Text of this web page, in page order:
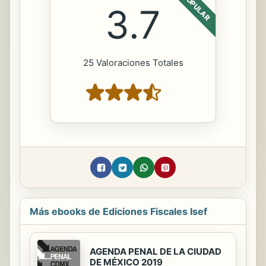
POPULAR
3.7
25 Valoraciones Totales
Más ebooks de Ediciones Fiscales Isef
AGENDA PENAL DE LA CIUDAD
DE MÉXICO 2019